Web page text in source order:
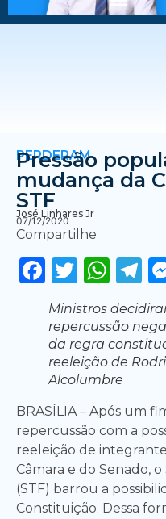
PERDERAM
Pressão
mudança da
STF
José Linhares Jr
07/12/2020
Compartilhe
Ministros
repercussão
da regra
reeleição de
Alcolumbre
BRASÍLIA – Após um
repercussão com a
reeleição de
Câmara e do Senado,
(STF) barrou a
Constituição. Dessa